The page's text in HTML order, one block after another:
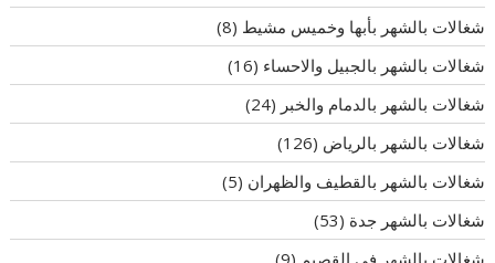
شغالات بالشهر بأبها وخميس مشيط (8)
شغالات بالشهر بالجبيل والاحساء (16)
شغالات بالشهر بالدمام والخبر (24)
شغالات بالشهر بالرياض (126)
شغالات بالشهر بالقطيف والظهران (5)
شغالات بالشهر جدة (53)
شغالات بالشهر في القصيم (9)